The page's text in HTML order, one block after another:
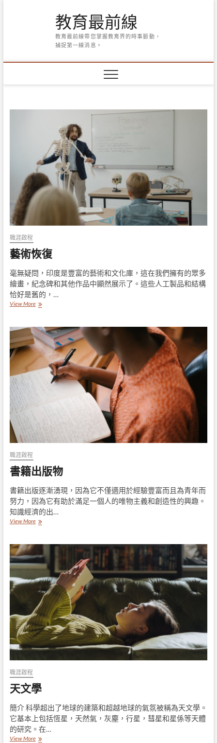
教育最前線
教育最前線帶您掌握教育界的時事脈動，
捕捉第一線消息。
職涯啟程
藝術恢復
毫無疑問，印度是豐富的藝術和文化庫，這在我們擁有的眾多
繪畫，紀念碑和其他作品中顯然展示了。這些人工製品和結構
恰好是舊的，…
View More藝
復
職涯啟程
書籍出版物
書籍出版逐漸湧現，因為它不僅適用於經驗豐富而且為青年而
努力，因為它有助於滿足一個人的唯物主義和創造性的興趣。
知識經濟的出…
View More書
物
職涯啟程
天文學
簡介 科學超出了地球的建築和超越地球的氣氛被稱為天文學。
它基本上包括恆星，天然氣，灰塵，行星，彗星和星係等天體
的研究。在…
View More天